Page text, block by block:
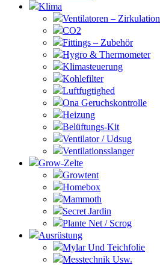
Klima
Ventilatoren – Zirkulation
CO2
Fittings – Zubehör
Hygro & Thermometer
Klimasteuerung
Kohlefilter
Luftfugtighed
Ona Geruchskontrolle
Heizung
Belüftungs-Kit
Ventilator / Udsug
Ventilationsslanger
Grow-Zelte
Growtent
Homebox
Mammoth
Secret Jardin
Plante Net / Scrog
Ausrüstung
Mylar Und Teichfolie
Messtechnik Usw.